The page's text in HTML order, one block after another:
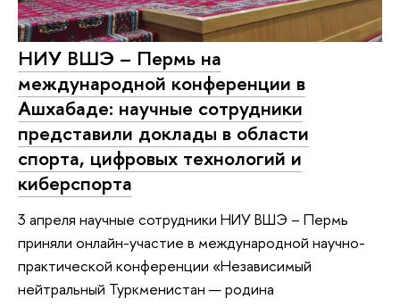
НИУ ВШЭ – Пермь на
международной конференции в
Ашхабаде: научные сотрудники
представили доклады в области
спорта, цифровых технологий и
киберспорта
3 апреля научные сотрудники НИУ ВШЭ – Пермь
приняли онлайн-участие в международной научно-
практической конференции «Независимый
нейтральный Туркменистан — родина